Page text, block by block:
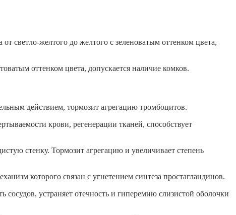
светло-желтого до желтого с зеленоватым оттенком цвета,
оттенком цвета, допускается наличие комков.
действием, тормозит агрегацию тромбоцитов.
крови, регенерации тканей, способствует
стенку. Тормозит агрегацию и увеличивает степень
которого связан с угнетением синтеза простагландинов.
устраняет отечность и гиперемию слизистой оболочки